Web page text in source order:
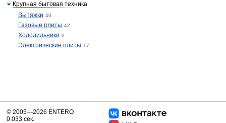
Крупная бытовая техника
Вытяжки 40
Газовые плиты 42
Холодильники 6
Электрические плиты 17
© 2005—2026 ENTERO
0.033 сек.